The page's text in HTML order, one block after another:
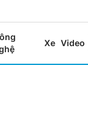
Xe Video